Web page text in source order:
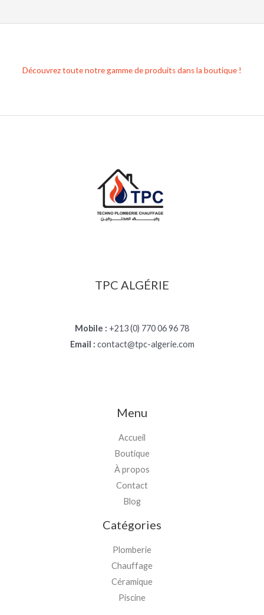
Découvrez toute notre gamme de produits dans la boutique !
TPC ALGÉRIE
Mobile : +213 (0) 770 06 96 78
Email : contact@tpc-algerie.com
Menu
Accueil
Boutique
À propos
Contact
Blog
Catégories
Plomberie
Chauffage
Céramique
Piscine